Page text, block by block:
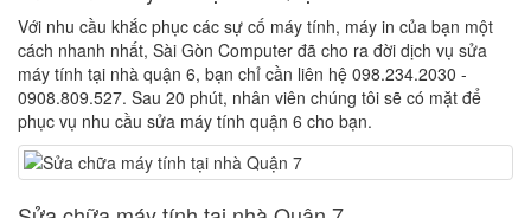
Với nhu cầu khắc phục các sự cố máy tính, máy in của bạn một
cách nhanh nhất, Sài Gòn Computer đã cho ra đời dịch vụ sửa
máy tính tại nhà quận 6, bạn chỉ cần liên hệ 098.234.2030 -
0908.809.527. Sau 20 phút, nhân viên chúng tôi sẽ có mặt để
phục vụ nhu cầu sửa máy tính quận 6 cho bạn.